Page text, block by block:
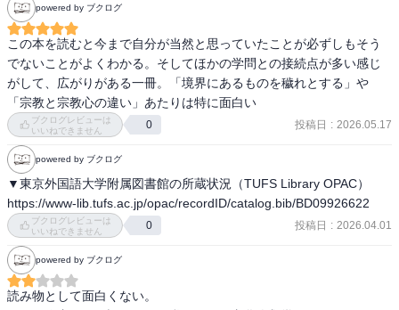
そうなんだと感じた次第。
慧敏でしたね。
いや、そもそも「社会人」という区分が世界には存在しないのだ。
そして、日本では「社会人になる」という事が特別な意味を持ち、
就活がその儀式として機能している。
これは文化的背景がいかに私たちの行動や価値観を形作っているか
を如実に示している。
というより、これは社会集団を構成する要因として、二つの異なる
原理が指摘できる。それが、「資格」と「場」。
集団には、「資格の共通性」によって構成されるものと、「場の共
有」によって構成されるものがあるというわけ。
そして日本は「場」における社会集団が重視され海外は「資格」な
また、呪術と科学も根源的な思考体系の中では同じ領域ということ
は前から感じていてこの話を奥さんにしてみた。細かいことは省略
するがスピ界隈などの過激派は自分の世界で救いがあった事に満足
するまでは良いと思うが人に推しすすめることが良くない。もっと
自覚的になるべきとの意見だった。その旨を熱く語った後、最近主
観的にすごく効果あったスキンケア用品を家族の分を買い込んで推
し進め出した時はどこの落語かと思った。
powered by ブクログ
この本を読むと今まで自分が当然と思っていたことが必ずしもそう
でないことがよくわかる。そしてほかの学問との接続点が多い感じ
がして、広がりがある一冊。「境界にあるものを穢れとする」や
「宗教と宗教心の違い」あたりは特に面白い
ブクログレビューは
いいねできません
0 投稿日 : 2026.05.17
powered by ブクログ
▼東京外国語大学附属図書館の所蔵状況（TUFS Library OPAC）
https://www-lib.tufs.ac.jp/opac/recordID/catalog.bib/BD09926622
ブクログレビューは
いいねできません
0 投稿日 : 2026.04.01
powered by ブクログ
読み物として面白くない。